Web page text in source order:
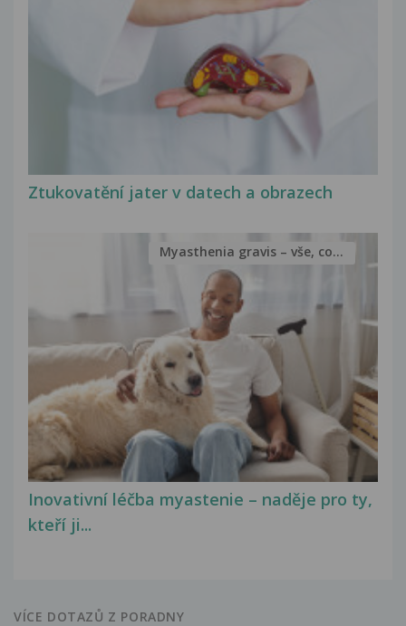
Ztukovatění jater v datech a obrazech
Inovativní léčba myastenie – naděje pro ty,
kteří ji...
Myasthenia gravis – vše, co...
VÍCE DOTAZŮ Z PORADNY